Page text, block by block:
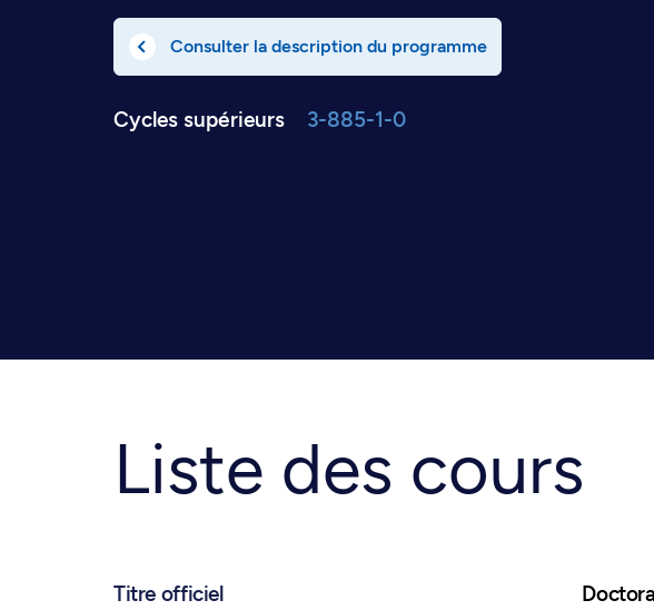
Consulter la description du programme
Cycles supérieurs 3-885-1-0
Liste des cours
Titre officiel